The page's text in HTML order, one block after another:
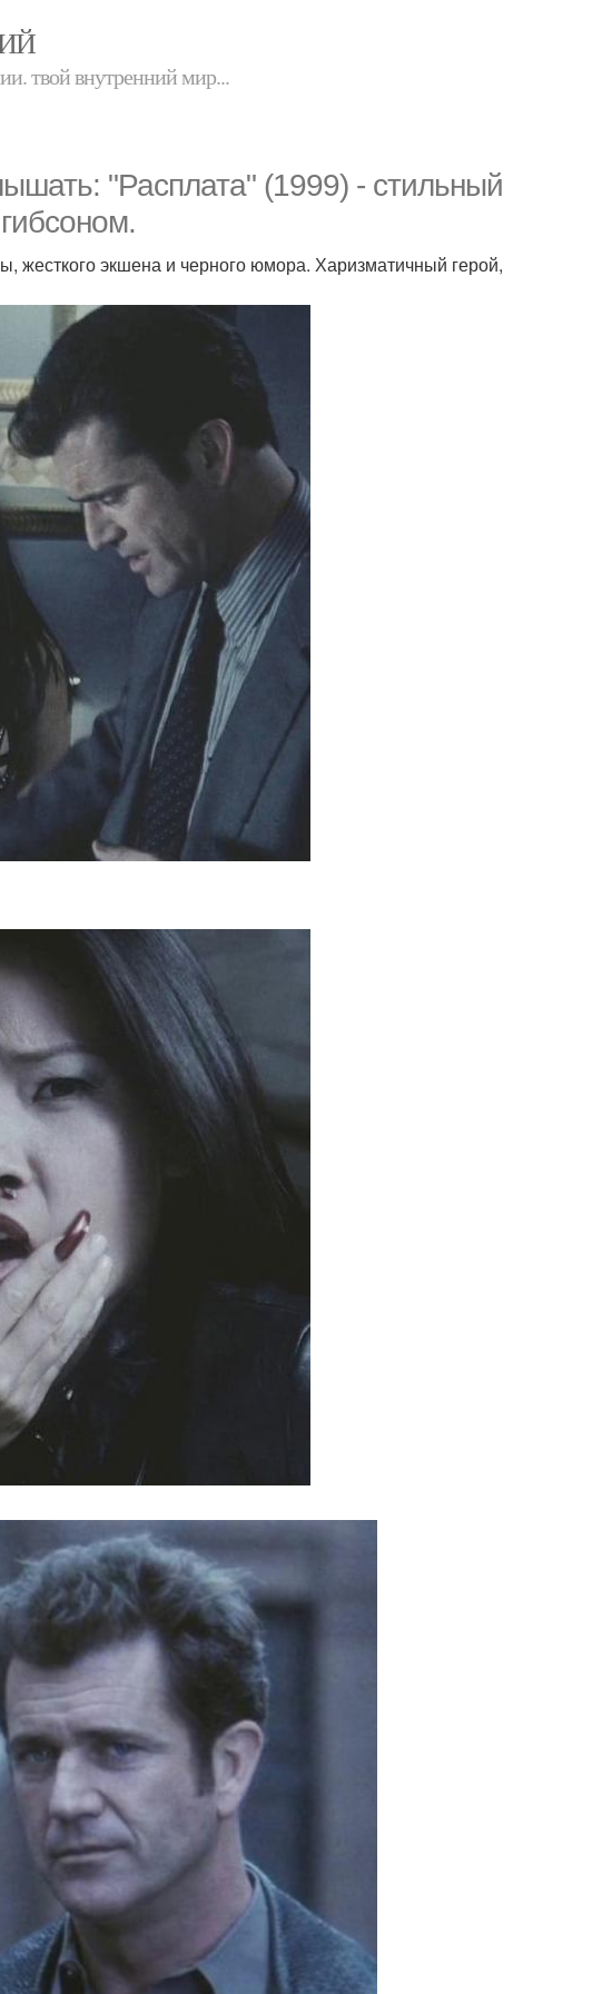
твой внутренний мир...
"Расплата" (1999) - стильный
экшена и черного юмора. Харизматичный герой,